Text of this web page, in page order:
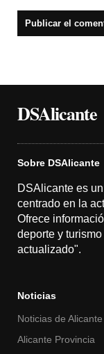
DSAlicante
Sobre DSAlicante
DSAlicante es
centrado en la
Ofrece
deporte y
actualizado".
Noticias
Noticias de Alicante
Alicante Provincia